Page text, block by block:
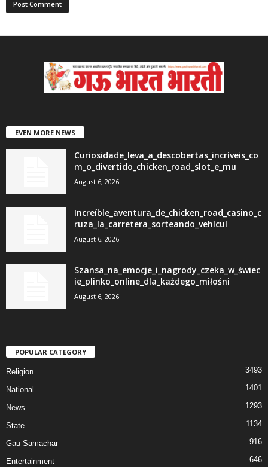
EVEN MORE NEWS
Curiosidade_leva_a_descobertas_incríveis_co
m_o_divertido_chicken_road_slot_e_mu
August 6, 2026
Increíble_aventura_de_chicken_road_casino_c
ruza_la_carretera_sorteando_vehícul
August 6, 2026
Szansa_na_emocje_i_nagrody_czeka_w_świec
ie_plinko_online_dla_każdego_miłośni
August 6, 2026
POPULAR CATEGORY
Religion 3493
National 1401
News 1293
State 1134
Gau Samachar 916
Entertainment 646